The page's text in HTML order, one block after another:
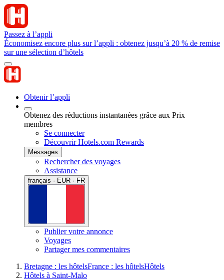
Passez à l’appli
Économisez encore plus sur l’appli : obtenez jusqu’à 20 % de remise
sur une sélection d’hôtels
Obtenir l’appli
Obtenez des réductions instantanées grâce aux Prix
membres
Se connecter
Découvrir Hotels.com Rewards
Messages
Rechercher des voyages
Assistance
français · EUR · FR
Publier votre annonce
Voyages
Partager mes commentaires
Bretagne : les hôtelsFrance : les hôtelsHôtels
Hôtels à Saint-Malo